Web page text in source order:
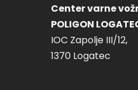
Center varne
POLIGON
IOC Zapolje III/12,
1370 Logatec